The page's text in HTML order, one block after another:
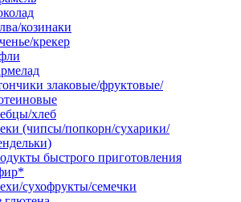
козинаки
крекер
злаковые/фруктовые/
хлеб
(чипсы/попкорн/сухарики/
быстрого приготовления
сухофрукты/семечки